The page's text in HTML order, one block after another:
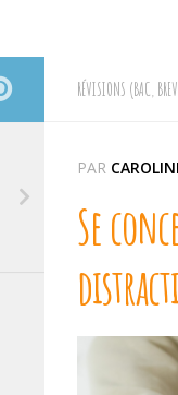
RÉVISIONS (BAC,
PAR
Se